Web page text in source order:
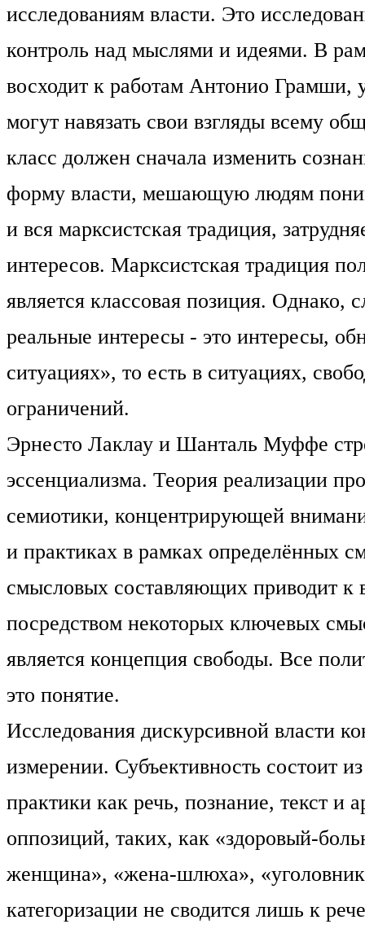
исследованиям власти. Это
контроль над мыслями и идеями. В
восходит к работам Антонио Грамши,
могут навязать свои взгляды всему
класс должен сначала изменить
форму власти, мешающую людям
и вся марксистская традиция,
интересов. Марксистская традиция
является классовая позиция. Однако,
реальные интересы - это интересы,
ситуациях», то есть в ситуациях,
ограничений.
Эрнесто Лаклау и Шанталь Муффе
эссенциализма. Теория реализации
семиотики, концентрирующей
и практиках в рамках определённых
смысловых составляющих приводит к
посредством некоторых ключевых
является концепция свободы. Все
это понятие.
Исследования дискурсивной власти
измерении. Субъективность состоит
практики как речь, познание, текст и
оппозиций, таких, как «здоровый-
женщина», «жена-шлюха»,
категоризации не сводится лишь к